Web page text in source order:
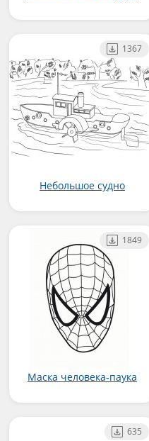
Небольшое судно
1367
Маска человека-паука
1849
635